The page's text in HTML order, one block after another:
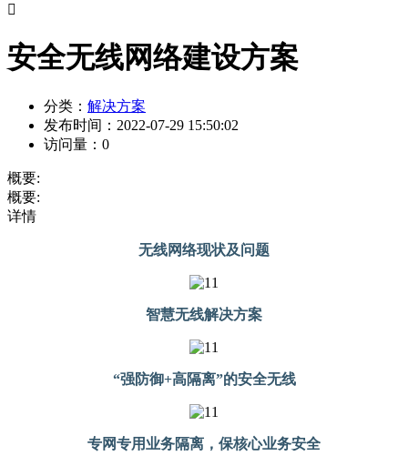

安全无线网络建设方案
分类： 解决方案
发布时间： 2022-07-29 15:50:02
访问量： 0
概要:
概要:
详情
无线网络现状及问题
智慧无线解决方案
“强防御+高隔离”的安全无线
专网专用业务隔离，保核心业务安全